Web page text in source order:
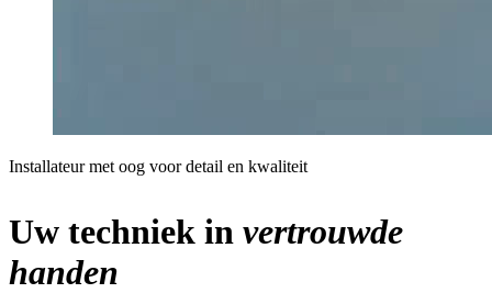
Installateur met oog voor detail en kwaliteit
Uw techniek in vertrouwde
handen